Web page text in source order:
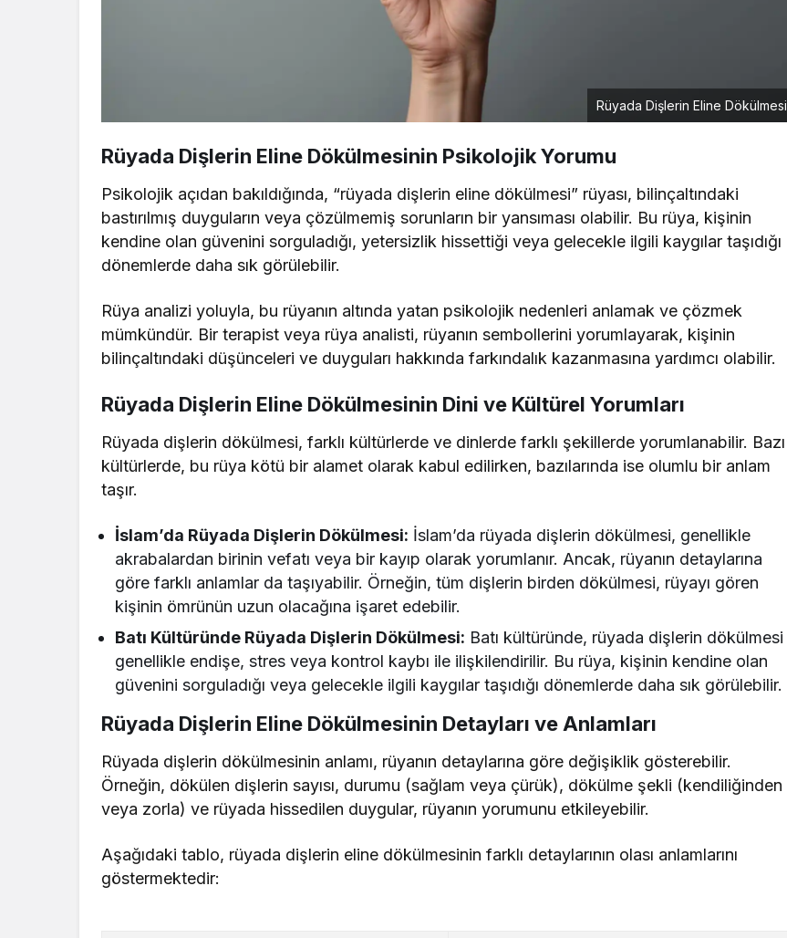
Rüyada Dişlerin Eline Dökülmesi
Rüyada Dişlerin Eline Dökülmesinin Psikolojik Yorumu
Psikolojik açıdan bakıldığında, “rüyada dişlerin eline dökülmesi” rüyası, bilinçaltındaki
bastırılmış duyguların veya çözülmemiş sorunların bir yansıması olabilir. Bu rüya, kişinin
kendine olan güvenini sorguladığı, yetersizlik hissettiği veya gelecekle ilgili kaygılar taşıdığı
dönemlerde daha sık görülebilir.
Rüya analizi yoluyla, bu rüyanın altında yatan psikolojik nedenleri anlamak ve çözmek
mümkündür. Bir terapist veya rüya analisti, rüyanın sembollerini yorumlayarak, kişinin
bilinçaltındaki düşünceleri ve duyguları hakkında farkındalık kazanmasına yardımcı olabilir.
Rüyada Dişlerin Eline Dökülmesinin Dini ve Kültürel Yorumları
Rüyada dişlerin dökülmesi, farklı kültürlerde ve dinlerde farklı şekillerde yorumlanabilir. Bazı
kültürlerde, bu rüya kötü bir alamet olarak kabul edilirken, bazılarında ise olumlu bir anlam
taşır.
İslam’da Rüyada Dişlerin Dökülmesi: İslam’da rüyada dişlerin dökülmesi, genellikle
akrabalardan birinin vefatı veya bir kayıp olarak yorumlanır. Ancak, rüyanın detaylarına
göre farklı anlamlar da taşıyabilir. Örneğin, tüm dişlerin birden dökülmesi, rüyayı gören
kişinin ömrünün uzun olacağına işaret edebilir.
Batı Kültüründe Rüyada Dişlerin Dökülmesi: Batı kültüründe, rüyada dişlerin dökülmesi
genellikle endişe, stres veya kontrol kaybı ile ilişkilendirilir. Bu rüya, kişinin kendine olan
güvenini sorguladığı veya gelecekle ilgili kaygılar taşıdığı dönemlerde daha sık görülebilir.
Rüyada Dişlerin Eline Dökülmesinin Detayları ve Anlamları
Rüyada dişlerin dökülmesinin anlamı, rüyanın detaylarına göre değişiklik gösterebilir.
Örneğin, dökülen dişlerin sayısı, durumu (sağlam veya çürük), dökülme şekli (kendiliğinden
veya zorla) ve rüyada hissedilen duygular, rüyanın yorumunu etkileyebilir.
Aşağıdaki tablo, rüyada dişlerin eline dökülmesinin farklı detaylarının olası anlamlarını
göstermektedir: